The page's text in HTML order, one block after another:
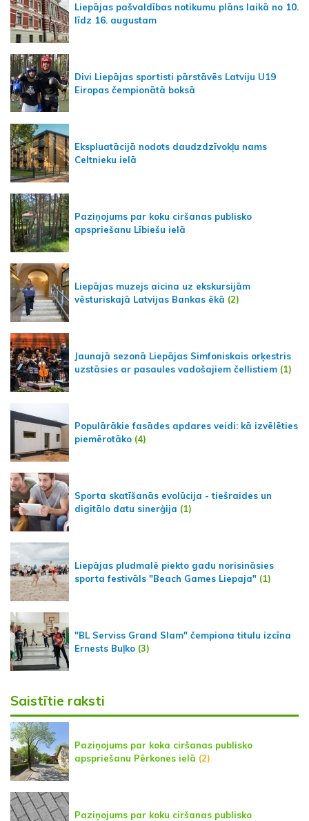
Liepājas pašvaldības notikumu plāns laikā no 10.
līdz 16. augustam
Divi Liepājas sportisti pārstāvēs Latviju U19
Eiropas čempionātā boksā
Ekspluatācijā nodots daudzdzīvokļu nams
Celtnieku ielā
Paziņojums par koku ciršanas publisko
apspriešanu Lībiešu ielā
Liepājas muzejs aicina uz ekskursijām
vēsturiskajā Latvijas Bankas ēkā (2)
Jaunajā sezonā Liepājas Simfoniskais orķestris
uzstāsies ar pasaules vadošajiem čellistiem (1)
Populārākie fasādes apdares veidi: kā izvēlēties
piemērotāko (4)
Sporta skatīšanās evolūcija - tiešraides un
digitālo datu sinerģija (1)
Liepājas pludmalē piekto gadu norisināsies
sporta festivāls "Beach Games Liepaja" (1)
"BL Serviss Grand Slam" čempiona titulu izcīna
Ernests Buļko (3)
Saistītie raksti
Paziņojums par koka ciršanas publisko
apspriešanu Pērkones ielā (2)
Paziņojums par koku ciršanas publisko